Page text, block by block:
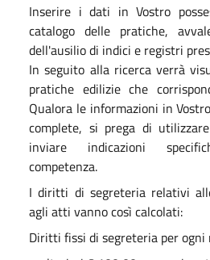
Inserire i dati in Vostro
catalogo delle pratiche,
dell'ausilio di indici e registri
In seguito alla ricerca verrà
pratiche edilizie che
Qualora le informazioni in
complete, si prega di
inviare indicazioni
competenza.
I diritti di segreteria relativi
agli atti vanno così calcolati:
Diritti fissi di segreteria per